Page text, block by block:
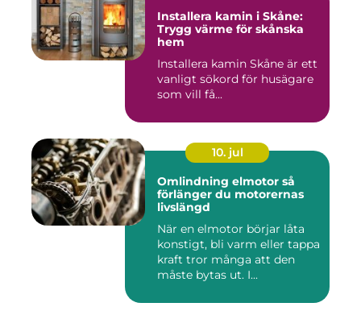
Installera kamin i Skåne:
Trygg värme för skånska
hem
Installera kamin Skåne är ett
vanligt sökord för husägare
som vill få...
10. jul
Omlindning elmotor så
förlänger du motorernas
livslängd
När en elmotor börjar låta
konstigt, bli varm eller tappa
kraft tror många att den
måste bytas ut. I...